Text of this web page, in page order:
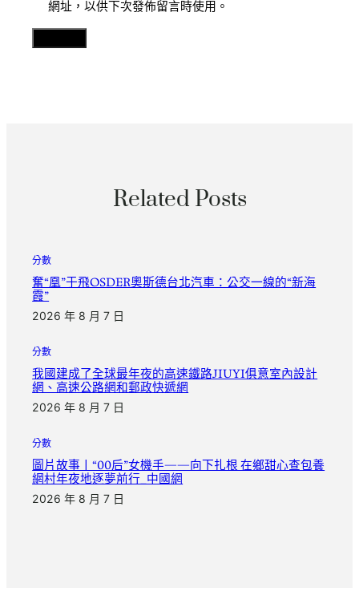
網址，以供下次發佈留言時使用。
Related Posts
分數
奮“凰”于飛OSDER奧斯德台北汽車：公交一線的“新海
霞”
2026 年 8 月 7 日
分數
我國建成了全球最年夜的高速鐵路JIUYI俱意室內設計
網、高速公路網和郵政快遞網
2026 年 8 月 7 日
分數
圖片故事丨“00后”女機手——向下扎根 在鄉甜心查包養
網村年夜地逐夢前行_中國網
2026 年 8 月 7 日